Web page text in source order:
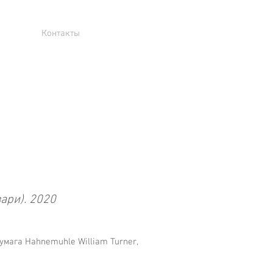
Контакты
2020
Hahnemuhle William Turner,